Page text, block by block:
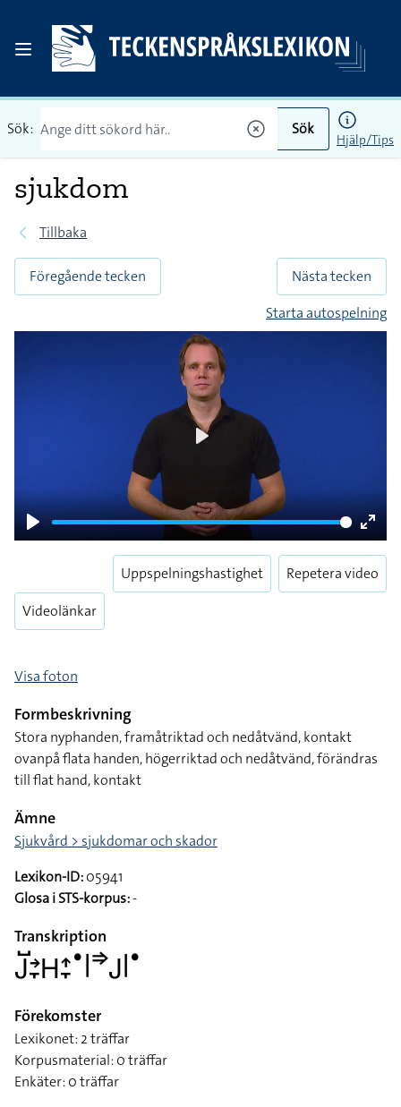
Sök: Sök
Hjälp/Tips
sjukdom
Tillbaka
Föregående tecken
Nästa tecken
Starta autospelning
Play
Enter
Videolänkar
Uppspelningshastighet Repetera video
Visa foton
Formbeskrivning
Stora nyphanden, framåtriktad och nedåtvänd, kontakt
ovanpå flata handen, högerriktad och nedåtvänd, förändras
till flat hand, kontakt
Ämne
Sjukvård > sjukdomar och skador
Lexikon-ID:05941
Glosa i STS-korpus:-
Transkription
􌤢􌤹􌥔􌥙􌤲􌤴􌥙􌤟􌥼􌦆􌤢􌥼􌤟
Förekomster
Lexikonet: 2 träffar
Korpusmaterial: 0 träffar
Enkäter: 0 träffar